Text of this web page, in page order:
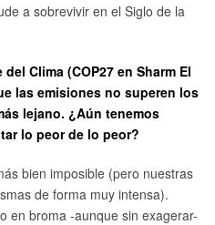
a sobrevivir en el Siglo de la
Clima (COP27 en Sharm El
las emisiones no superen los
lejano. ¿Aún tenemos
lo peor de lo peor?
bien imposible (pero nuestras
de forma muy intensa).
en broma -aunque sin exagerar-